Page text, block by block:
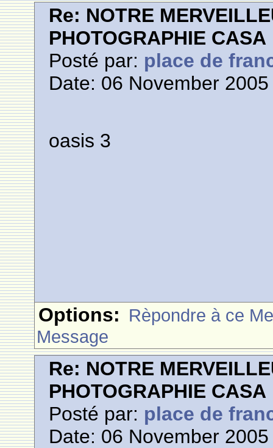
Re: NOTRE
PHOTOGRAPHIE CASA
Posté par: place de
Date: 06 November
oasis 3
Options: Rèpondre à ce
Message
Re: NOTRE
PHOTOGRAPHIE CASA
Posté par: place de
Date: 06 November